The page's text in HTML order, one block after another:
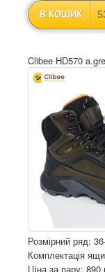
В КОШИК
Clibee HD570
Розмірний ряд:
Комплектація
Ціна за пару: 890